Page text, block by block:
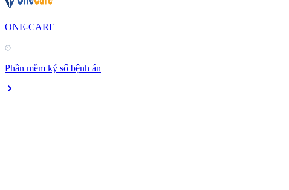
ONE-CARE
Phần mềm ký số bệnh án